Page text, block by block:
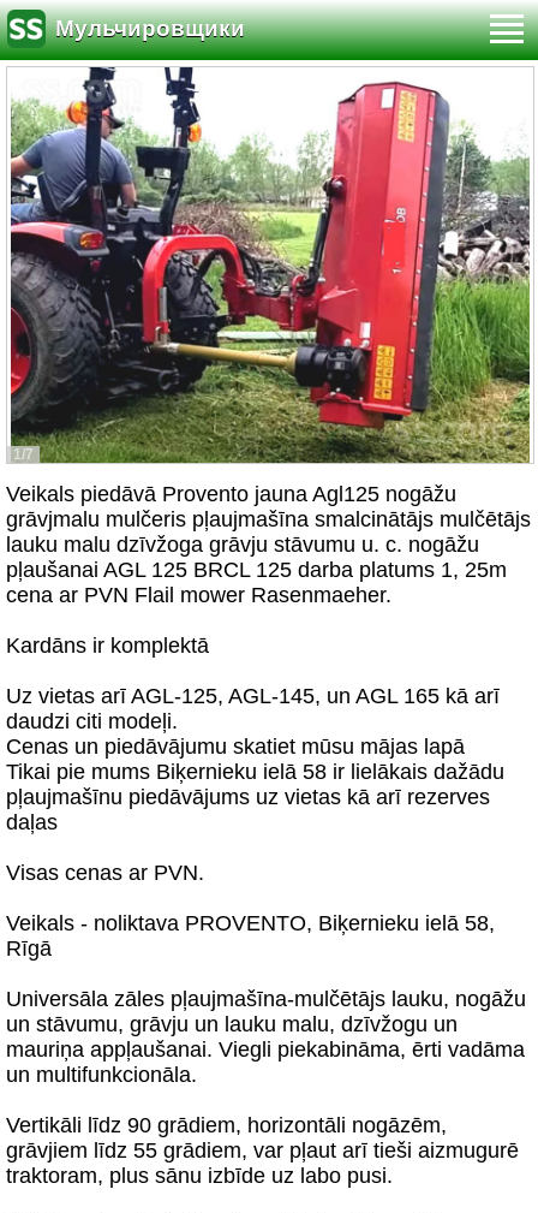
Мульчировщики
1/7
Veikals piedāvā Provento jauna Agl125 nogāžu
grāvjmalu mulčeris pļaujmašīna smalcinātājs mulčētājs
lauku malu dzīvžoga grāvju stāvumu u. c. nogāžu
pļaušanai AGL 125 BRCL 125 darba platums 1, 25m
cena ar PVN Flail mower Rasenmaeher.
Kardāns ir komplektā
Uz vietas arī AGL-125, AGL-145, un AGL 165 kā arī
daudzi citi modeļi.
Cenas un piedāvājumu skatiet mūsu mājas lapā
Tikai pie mums Biķernieku ielā 58 ir lielākais dažādu
pļaujmašīnu piedāvājums uz vietas kā arī rezerves
daļas
Visas cenas ar PVN.
Veikals - noliktava PROVENTO, Biķernieku ielā 58,
Rīgā
Universāla zāles pļaujmašīna-mulčētājs lauku, nogāžu
un stāvumu, grāvju un lauku malu, dzīvžogu un
mauriņa appļaušanai. Viegli piekabināma, ērti vadāma
un multifunkcionāla.
Vertikāli līdz 90 grādiem, horizontāli nogāzēm,
grāvjiem līdz 55 grādiem, var pļaut arī tieši aizmugurē
traktoram, plus sānu izbīde uz labo pusi.